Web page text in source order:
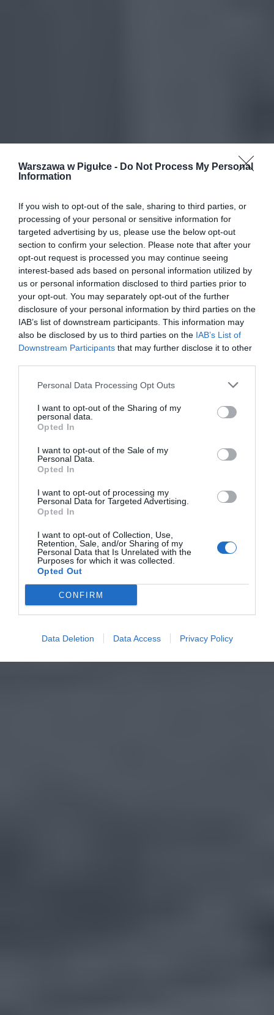
Warszawa w Pigułce - Do Not Process My Personal
Information
If you wish to opt-out of the sale, sharing to third parties, or
processing of your personal or sensitive information for
targeted advertising by us, please use the below opt-out
section to confirm your selection. Please note that after your
opt-out request is processed you may continue seeing
interest-based ads based on personal information utilized by
us or personal information disclosed to third parties prior to
your opt-out. You may separately opt-out of the further
disclosure of your personal information by third parties on the
IAB’s list of downstream participants. This information may
also be disclosed by us to third parties on the IAB’s List of
Downstream Participants that may further disclose it to other
Personal Data Processing Opt Outs
I want to opt-out of the Sharing of my
personal data.
Opted In
I want to opt-out of the Sale of my
Personal Data.
Opted In
I want to opt-out of processing my
Personal Data for Targeted Advertising.
Opted In
I want to opt-out of Collection, Use,
Retention, Sale, and/or Sharing of my
Personal Data that Is Unrelated with the
Purposes for which it was collected.
Opted Out
CONFIRM
Data Deletion Data Access Privacy Policy